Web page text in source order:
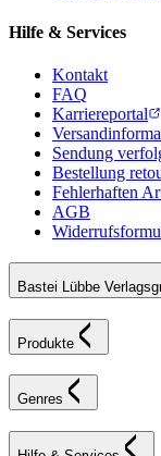
Hilfe & Services
Kontakt
FAQ
Karriereportal
Sendung
Bestellung
Fehlerhaften
AGB
Bastei Lübbe
Produkte
Genres